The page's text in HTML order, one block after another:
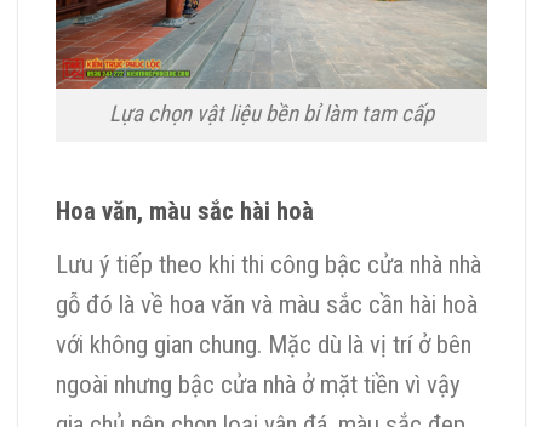
Lựa chọn vật liệu bền bỉ làm tam cấp
Hoa văn, màu sắc hài hoà
Lưu ý tiếp theo khi thi công bậc cửa nhà nhà
gỗ đó là về hoa văn và màu sắc cần hài hoà
với không gian chung. Mặc dù là vị trí ở bên
ngoài nhưng bậc cửa nhà ở mặt tiền vì vậy